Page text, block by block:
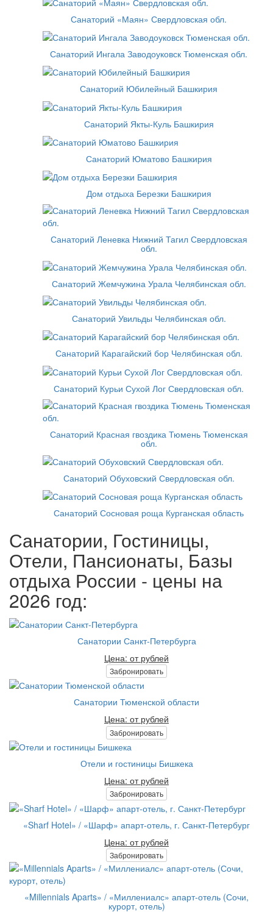
Санаторий «Маян» Свердловская обл.
Санаторий Ингала Заводоуковск Тюменская обл.
Санаторий Юбилейный Башкирия
Санаторий Якты-Куль Башкирия
Санаторий Юматово Башкирия
Дом отдыха Березки Башкирия
Санаторий Леневка Нижний Тагил Свердловская
обл.
Санаторий Жемчужина Урала Челябинская обл.
Санаторий Увильды Челябинская обл.
Санаторий Карагайский бор Челябинская обл.
Санаторий Курьи Сухой Лог Свердловская обл.
Санаторий Красная гвоздика Тюмень Тюменская
обл.
Санаторий Обуховский Свердловская обл.
Санаторий Сосновая роща Курганская область
Санатории, Гостиницы,
Отели, Пансионаты, Базы
отдыха России - цены на
2026 год:
Санатории Санкт-Петербурга
Цена: от рублей
Забронировать
Санатории Тюменской области
Цена: от рублей
Забронировать
Отели и гостиницы Бишкека
Цена: от рублей
Забронировать
«Sharf Hotel» / «Шарф» апарт-отель, г. Санкт-Петербург
Цена: от рублей
Забронировать
«Millennials Aparts» / «Миллениалс» апарт-отель (Сочи,
курорт, отель)